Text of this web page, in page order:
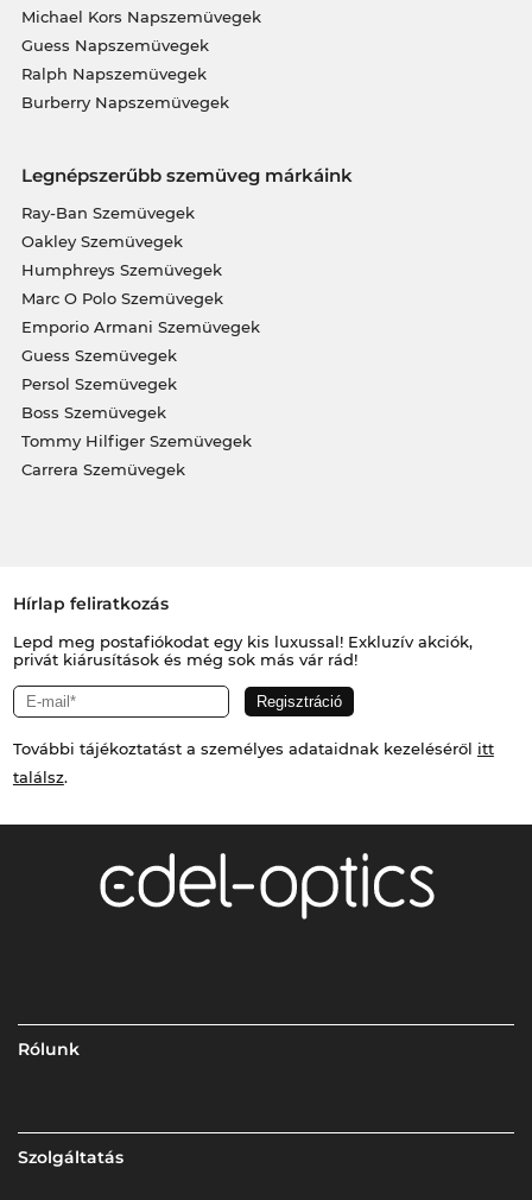
Michael Kors Napszemüvegek
Guess Napszemüvegek
Ralph Napszemüvegek
Burberry Napszemüvegek
Legnépszerűbb szemüveg márkáink
Ray-Ban Szemüvegek
Oakley Szemüvegek
Humphreys Szemüvegek
Marc O Polo Szemüvegek
Emporio Armani Szemüvegek
Guess Szemüvegek
Persol Szemüvegek
Boss Szemüvegek
Tommy Hilfiger Szemüvegek
Carrera Szemüvegek
Hírlap feliratkozás
Lepd meg postafiókodat egy kis luxussal! Exkluzív akciók,
privát kiárusítások és még sok más vár rád!
További tájékoztatást a személyes adataidnak kezeléséről itt
találsz.
Rólunk
Szolgáltatás